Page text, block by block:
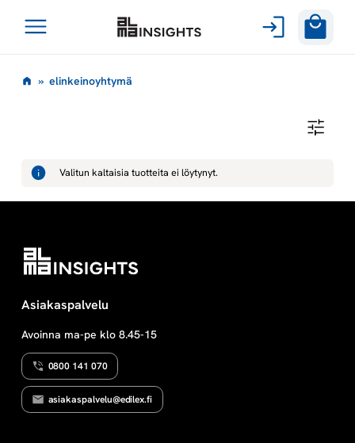
sisältöön
Avaa
e
n
k
e
i
n
o
» elinkeinoyhtymä
N
K
I
H
T
Y
Ä
Valitun kaltaisia tuotteita ei löytynyt.
Asiakaspalvelu
Avoinna ma-pe klo 8.45-15
0800 141 070
asiakaspalvelu@edilex.fi